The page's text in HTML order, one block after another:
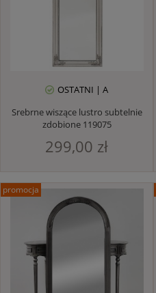
OSTATNI | A
Srebrne wiszące lustro subtelnie
zdobione 119075
299,00 zł
promocja